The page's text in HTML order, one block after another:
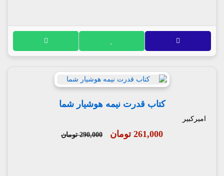
کتاب قدرت نیمه هوشیار شما
امیرکبیر
261,000 تومان 290,000 تومان